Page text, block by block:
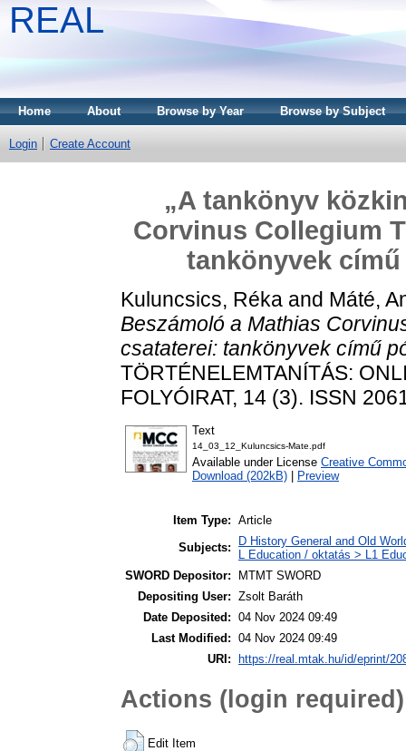
REAL
Home About Browse by Year Browse by Subject
Login Create Account
„A tankönyv
Corvinus Collegium
tankönyvek
Kuluncsics, Réka and Máté,
Beszámoló a Mathias
csataterei: tankönyvek című
TÖRTÉNELEMTANÍTÁS:
FOLYÓIRAT, 14 (3). ISSN
Text
14_03_12_Kuluncsics-Mate.pdf
Available under License Creative
Download (202kB)
Preview
Item Type: Article
Subjects:
D History General and Old
L Education / oktatás > L1
SWORD Depositor:
MTMT SWORD
Depositing User: Zsolt Baráth
Date Deposited: 04 Nov 2024 09:49
Last Modified: 04 Nov 2024 09:49
URI:
https://real.mtak.hu/id/eprint/
Actions (login required)
Edit Item